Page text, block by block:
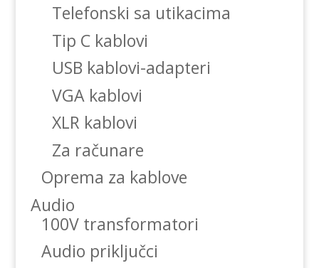
Telefonski sa utikacima
Tip C kablovi
USB kablovi-adapteri
VGA kablovi
XLR kablovi
Za računare
Oprema za kablove
Audio
100V transformatori
Audio priključci